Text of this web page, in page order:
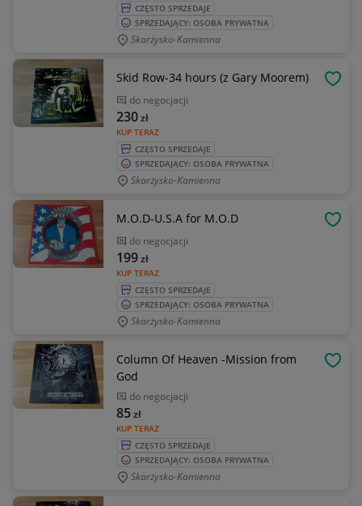
CZĘSTO SPRZEDAJE
SPRZEDAJĄCY: OSOBA PRYWATNA
Skarżysko-Kamienna
Skid Row-34 hours (z Gary Moorem)
do negocjacji
KUP TERAZ
230zł
CZĘSTO SPRZEDAJE
SPRZEDAJĄCY: OSOBA PRYWATNA
Skarżysko-Kamienna
M.O.D-U.S.A for M.O.D
do negocjacji
KUP TERAZ
199zł
CZĘSTO SPRZEDAJE
SPRZEDAJĄCY: OSOBA PRYWATNA
Skarżysko-Kamienna
Column Of Heaven -Mission from
God
do negocjacji
KUP TERAZ
85zł
CZĘSTO SPRZEDAJE
SPRZEDAJĄCY: OSOBA PRYWATNA
Skarżysko-Kamienna